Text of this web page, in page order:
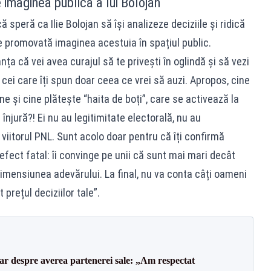
speră ca Ilie Bolojan să își analizeze deciziile și ridică
imaginea acestuia în spațiul public.
că vei avea curajul să te privești în oglindă și să vezi
care îți spun doar ceea ce vrei să auzi. Apropos, cine
și cine plătește “haita de boți”, care se activează la
Ei nu au legitimitate electorală, nu au
PNL. Sunt acolo doar pentru că îți confirmă
fatal: îi convinge pe unii că sunt mai mari decât
adevărului. La final, nu va conta câți oameni
prețul deciziilor tale”.
despre averea partenerei sale: „Am respectat